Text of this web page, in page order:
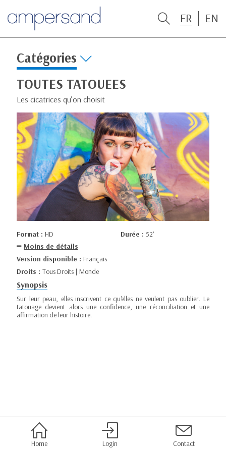
FR EN
Catégories
TOUTES TATOUEES
Les cicatrices qu’on choisit
Format : HD Durée : 52’
Moins de détails
Version disponible : Français
Droits : Tous Droits | Monde
Synopsis
Sur leur peau, elles inscrivent ce qu'elles ne veulent pas oublier. Le
tatouage devient alors une confidence, une réconciliation et une
affirmation de leur histoire.
Home Login Contact